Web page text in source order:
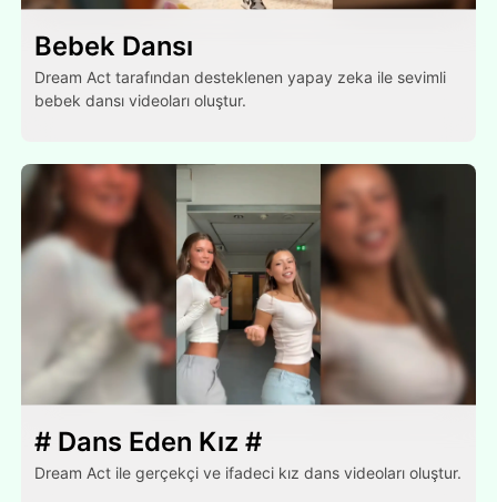
Bebek Dansı
Dream Act tarafından desteklenen yapay zeka ile sevimli
bebek dansı videoları oluştur.
# Dans Eden Kız #
Dream Act ile gerçekçi ve ifadeci kız dans videoları oluştur.